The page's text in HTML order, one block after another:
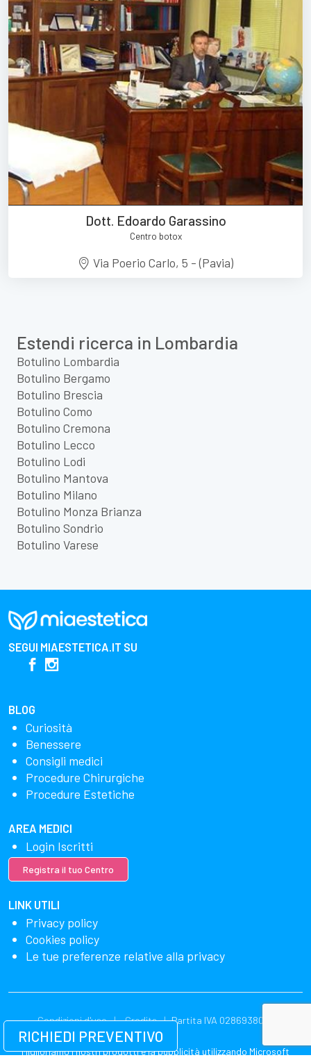
Dott. Edoardo Garassino
Centro botox
Via Poerio Carlo, 5 - (Pavia)
Estendi ricerca in Lombardia
Botulino Lombardia
Botulino Bergamo
Botulino Brescia
Botulino Como
Botulino Cremona
Botulino Lecco
Botulino Lodi
Botulino Mantova
Botulino Milano
Botulino Monza Brianza
Botulino Sondrio
Botulino Varese
SEGUI MIAESTETICA.IT SU
BLOG
Curiosità
Benessere
Consigli medici
Procedure Chirurgiche
Procedure Estetiche
AREA MEDICI
Login Iscritti
Registra il tuo Centro
LINK UTILI
Privacy policy
Cookies policy
Le tue preferenze relative alla privacy
Condizioni d'uso Credits Partita IVA 02869380549
Miglioriamo i nostri prodotti e la pubblicità utilizzando Microsoft
RICHIEDI PREVENTIVO